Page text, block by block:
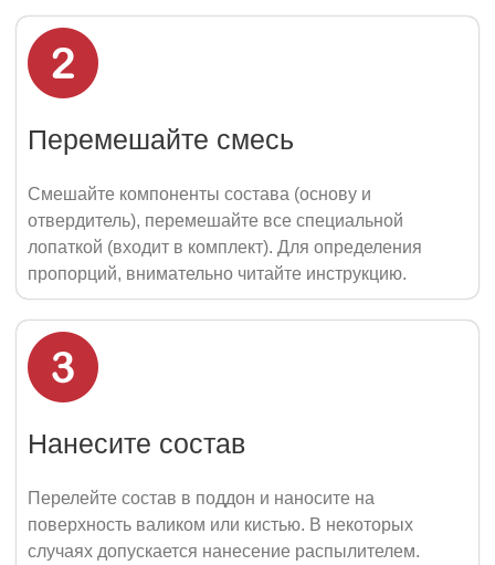
Перемешайте смесь
Смешайте компоненты состава (основу и
отвердитель), перемешайте все специальной
лопаткой (входит в комплект). Для определения
пропорций, внимательно читайте инструкцию.
Нанесите состав
Перелейте состав в поддон и наносите на
поверхность валиком или кистью. В некоторых
случаях допускается нанесение распылителем.